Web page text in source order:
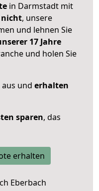
in Darmstadt mit
nicht, unsere
und lehnen Sie
17 Jahre
und holen Sie
und erhalten
sparen, das
erhalten